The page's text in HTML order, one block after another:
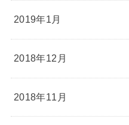
2019年1月
2018年12月
2018年11月